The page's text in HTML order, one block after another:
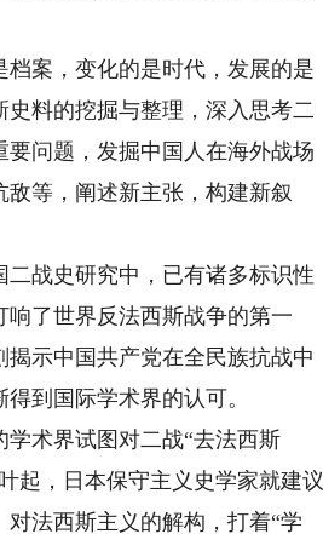
案，变化的是时代，发展的是
料的挖掘与整理，深入思考二
问题，发掘中国人在海外战场
等，阐述新主张，构建新叙
战史研究中，已有诸多标识性
了世界反法西斯战争的第一
示中国共产党在全民族抗战中
到国际学术界的认可。
术界试图对二战“去法西斯
起，日本保守主义史学家就建议
法西斯主义的解构，打着“学